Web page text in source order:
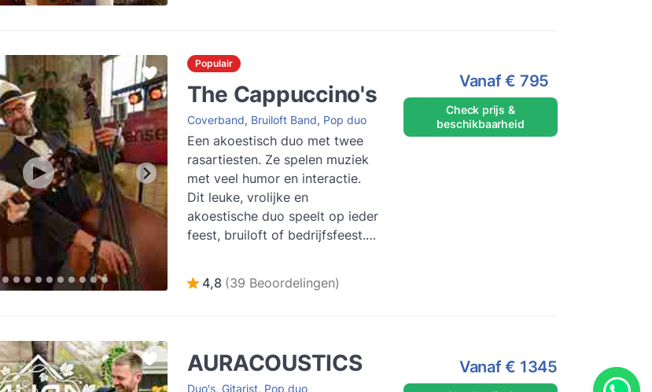
Populair
The Cappuccino's
Coverband, Bruiloft Band, Pop duo
Een akoestisch duo met twee
rasartiesten. Ze spelen muziek
met veel humor en interactie.
Dit leuke, vrolijke en
akoestische duo speelt op ieder
feest, bruiloft of bedrijfsfeest.
4,8 (39 Beoordelingen)
Vanaf€ 795
Check prijs &
beschikbaarheid
AURACOUSTICS
Duo's, Gitarist, Pop duo
Vanaf€ 1345